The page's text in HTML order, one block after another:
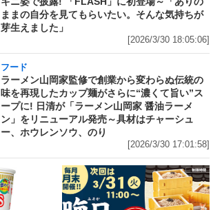
ままの自分を見てもらいたい。そんな気持ちが
芽生えました」
[2026/3/30 18:05:06]
フード
ラーメン山岡家監修で創業から変わらぬ伝統の
味を再現したカップ麺がさらに“濃くて旨い”ス
ープに! 日清が「ラーメン山岡家 醤油ラーメ
ン」をリニューアル発売～具材はチャーシュ
ー、ホウレンソウ、のり
[2026/3/30 17:01:58]